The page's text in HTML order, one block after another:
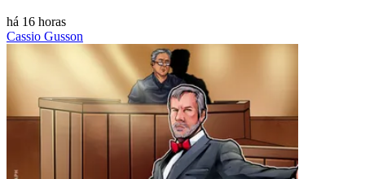
há 16 horas
Cassio Gusson